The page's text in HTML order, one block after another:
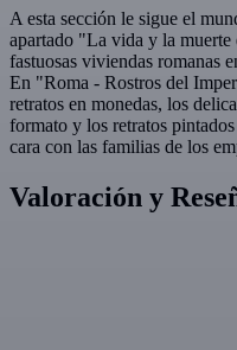
A esta sección le sigue el
apartado "La vida y la muerte
fastuosas viviendas romanas
En "Roma - Rostros del
retratos en monedas, los
formato y los retratos
cara con las familias de los
Valoración y